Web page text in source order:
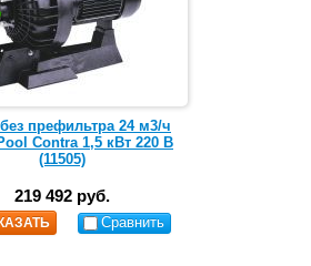
префильтра 24 м3/ч
Contra 1,5 кВт 220 В
(11505)
219 492 руб.
Сравнить